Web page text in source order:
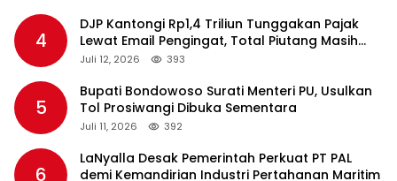
4
DJP Kantongi Rp1,4 Triliun Tunggakan Pajak
Lewat Email Pengingat, Total Piutang Masih
Rp36 Triliun
Juli 12, 2026 393
5
Bupati Bondowoso Surati Menteri PU, Usulkan
Tol Prosiwangi Dibuka Sementara
Juli 11, 2026 392
6
LaNyalla Desak Pemerintah Perkuat PT PAL
demi Kemandirian Industri Pertahanan Maritim